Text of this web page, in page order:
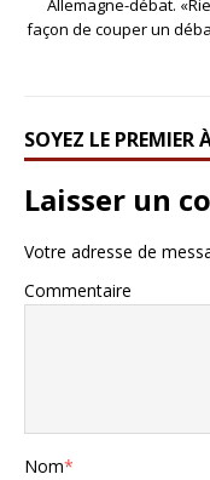
Allemagne-débat.
façon de couper un
SOYEZ LE PREMIER
Laisser un
Votre adresse de
Commentaire
Nom*